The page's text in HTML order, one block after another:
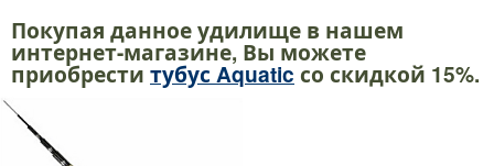
Покупая данное удилище в нашем
интернет-магазине, Вы можете
приобрести тубус Aquatic со скидкой 15%.